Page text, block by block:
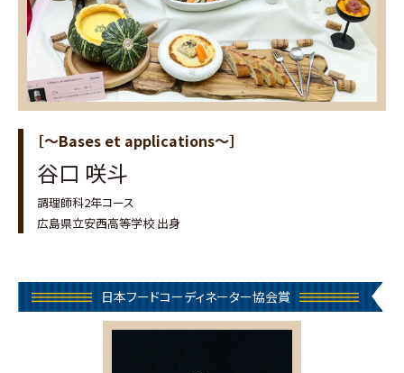
［～Bases et applications～］
谷口 咲斗
調理師科2年コース
広島県立安西高等学校 出身
日本フードコーディネーター協会賞